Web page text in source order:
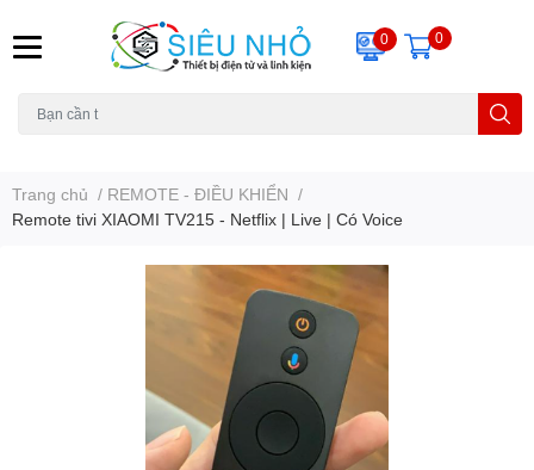
0 0
Trang chủ / REMOTE - ĐIỀU KHIỂN /
Remote tivi XIAOMI TV215 - Netflix | Live | Có Voice